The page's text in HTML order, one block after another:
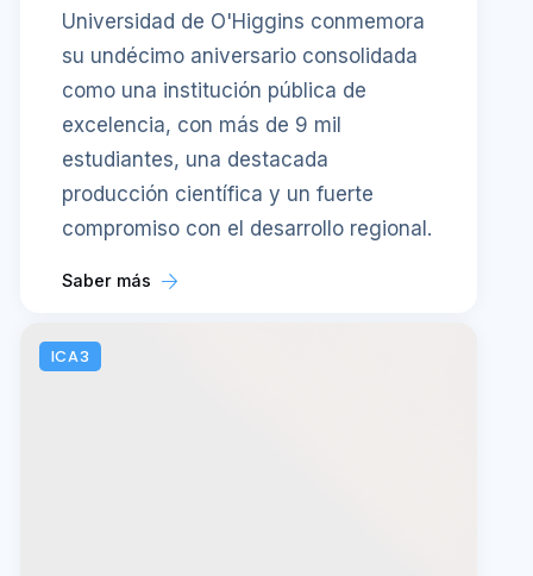
Universidad de O'Higgins conmemora
su undécimo aniversario consolidada
como una institución pública de
excelencia, con más de 9 mil
estudiantes, una destacada
producción científica y un fuerte
compromiso con el desarrollo regional.
Saber más
ICA3